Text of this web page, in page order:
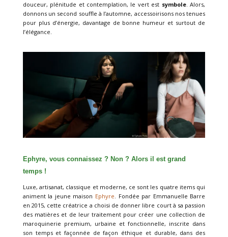
douceur, plénitude et contemplation, le vert est symbole. Alors,
donnons un second souffle à l’automne, accessoirisons nos tenues
pour plus d’énergie, davantage de bonne humeur et surtout de
l’élégance.
Ephyre, vous connaissez ? Non ? Alors il est grand
temps !
Luxe, artisanat, classique et moderne, ce sont les quatre items qui
animent la jeune maison Ephyre . Fondée par Emmanuelle Barre
en 2015, cette créatrice a choisi de donner libre court à sa passion
des matières et de leur traitement pour créer une collection de
maroquinerie premium, urbaine et fonctionnelle, inscrite dans
son temps et façonnée de façon éthique et durable, dans des